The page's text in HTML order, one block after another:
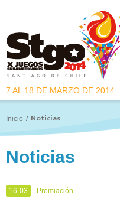
7 AL 18 DE MARZO DE 2014
Inicio / Noticias
Noticias
16-03 Premiación